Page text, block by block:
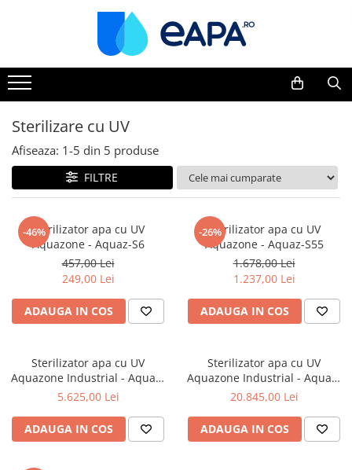
Toate Produsele
Dedurizare
Dedurizator tip Cabinet
Dedurizator Simplex
Dedurizator Duplex
Carcase si filtre
Filtre 5"
Filtre 10"
Filtre 20" slim
Filtre Big Blue 10"
Filtre Big Blue 20"
Filtre Cintropur
Filtre speciale
Filtre Casnice
Consumabile
Cartuse 5"
Sterilizare cu UV
Afiseaza: 1-5 din 5 produse
FILTRE
-46%
Sterilizator apa cu UV
Aquazone - Aquaz-S6
457,00 Lei
249,00 Lei
ADAUGA IN COS
-26%
Sterilizator apa cu UV
Aquazone - Aquaz-S55
1.678,00 Lei
1.237,00 Lei
ADAUGA IN COS
Sterilizator apa cu UV
Aquazone Industrial - Aquaz-
S165
5.625,00 Lei
ADAUGA IN COS
Sterilizator apa cu UV
Aquazone Industrial - Aquaz-
S660-B
20.845,00 Lei
ADAUGA IN COS